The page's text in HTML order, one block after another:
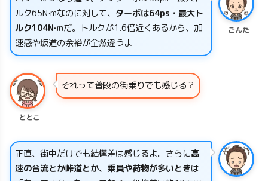
ごんた
ルク65N·mなのに対して、 ターボは64ps・最大ト
ルク104N·mだ。トルクが1.6倍近くあるから、加
速感や坂道の余裕が全然違うよ
ととこ
それって普段の街乗りでも感じる？
正直、街中だけでも結構差は感じるよ。さらに高
速の合流とか峠道とか、乗員や荷物が多いときは